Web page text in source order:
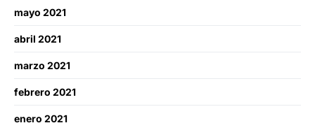
mayo 2021
abril 2021
marzo 2021
febrero 2021
enero 2021